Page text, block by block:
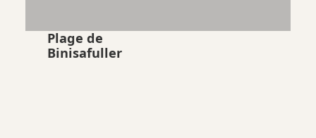
Plage de
Binisafuller